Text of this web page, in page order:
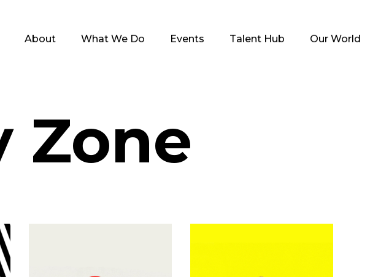
About What We Do Events Talent Hub Our World
Zone